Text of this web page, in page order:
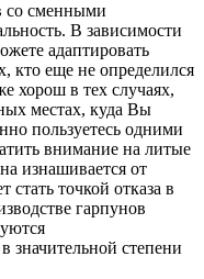
со сменными
В зависимости
адаптировать
кто еще не определился
хорош в тех случаях,
местах, куда Вы
пользуетесь одними
внимание на литые
изнашивается от
точкой отказа в
гарпунов
значительной степени